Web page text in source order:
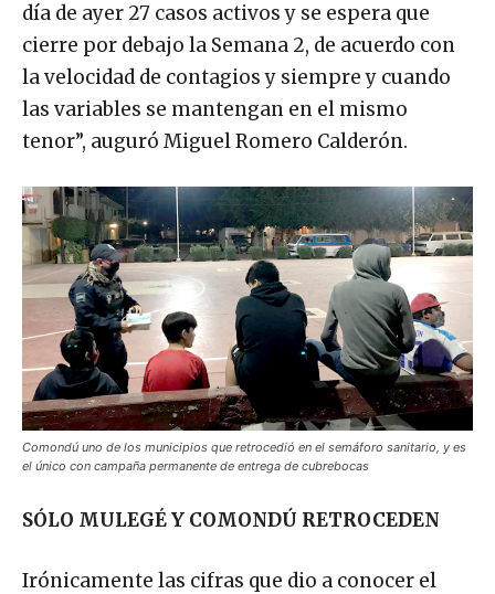
día de ayer 27 casos activos y se espera que
cierre por debajo la Semana 2, de acuerdo con
la velocidad de contagios y siempre y cuando
las variables se mantengan en el mismo
tenor”, auguró Miguel Romero Calderón.
Comondú uno de los municipios que retrocedió en el semáforo sanitario, y es
el único con campaña permanente de entrega de cubrebocas
SÓLO MULEGÉ Y COMONDÚ RETROCEDEN
Irónicamente las cifras que dio a conocer el